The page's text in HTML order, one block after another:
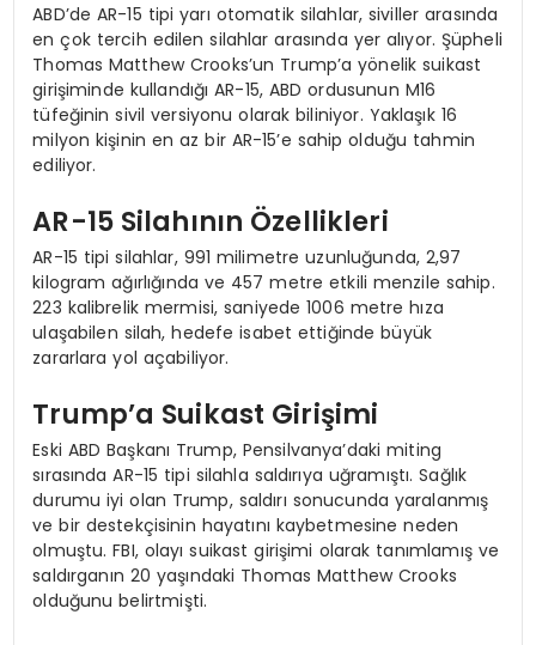
ABD’de AR-15 tipi yarı otomatik silahlar, siviller arasında
en çok tercih edilen silahlar arasında yer alıyor. Şüpheli
Thomas Matthew Crooks’un Trump’a yönelik suikast
girişiminde kullandığı AR-15, ABD ordusunun M16
tüfeğinin sivil versiyonu olarak biliniyor. Yaklaşık 16
milyon kişinin en az bir AR-15’e sahip olduğu tahmin
ediliyor.
AR-15 Silahının Özellikleri
AR-15 tipi silahlar, 991 milimetre uzunluğunda, 2,97
kilogram ağırlığında ve 457 metre etkili menzile sahip.
223 kalibrelik mermisi, saniyede 1006 metre hıza
ulaşabilen silah, hedefe isabet ettiğinde büyük
zararlara yol açabiliyor.
Trump’a Suikast Girişimi
Eski ABD Başkanı Trump, Pensilvanya’daki miting
sırasında AR-15 tipi silahla saldırıya uğramıştı. Sağlık
durumu iyi olan Trump, saldırı sonucunda yaralanmış
ve bir destekçisinin hayatını kaybetmesine neden
olmuştu. FBI, olayı suikast girişimi olarak tanımlamış ve
saldırganın 20 yaşındaki Thomas Matthew Crooks
olduğunu belirtmişti.